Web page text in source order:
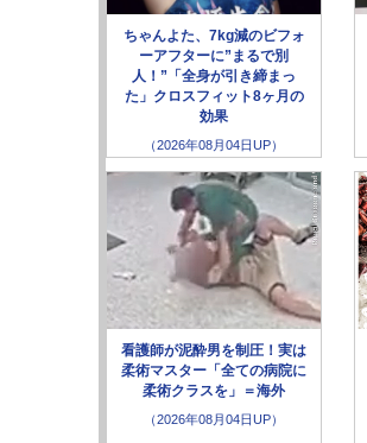
ちゃんよた、7kg減のビフォ
ーアフターに”まるで別
人！”「全身が引き締まっ
た」クロスフィット8ヶ月の
効果
（2026年08月04日UP）
看護師が泥酔男を制圧！実は
柔術マスター「全ての病院に
柔術クラスを」＝海外
（2026年08月04日UP）